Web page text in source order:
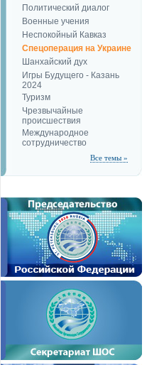
Политический диалог
Военные учения
Неспокойный Кавказ
Спецоперация на Украине
Шанхайский дух
Игры Будущего - Казань
2024
Туризм
Чрезвычайные
происшествия
Международное
сотрудничество
Все темы »